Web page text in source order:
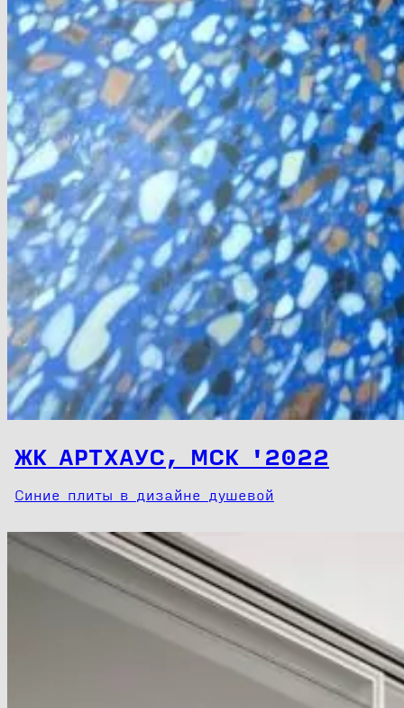
ЖК АРТХАУС, МСК '2022
Синие плиты в дизайне душевой